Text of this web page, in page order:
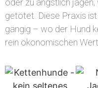
oder zu ängstlich
getötet. Diese Praxis
gängig – wo der Hund
rein ökonomischen Wert